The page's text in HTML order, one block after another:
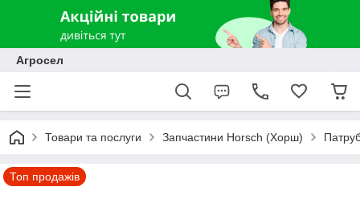
Агросел
Товари та послуги Запчастини Horsch (Хорш)
Топ продажів